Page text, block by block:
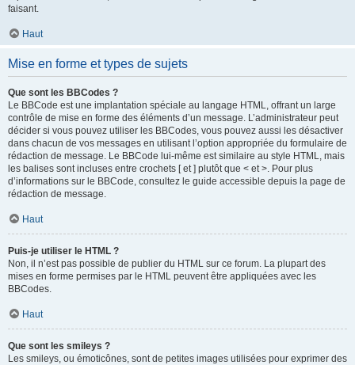
faisant.
Haut
Mise en forme et types de sujets
Que sont les BBCodes ?
Le BBCode est une implantation spéciale au langage HTML, offrant un large
contrôle de mise en forme des éléments d’un message. L’administrateur peut
décider si vous pouvez utiliser les BBCodes, vous pouvez aussi les désactiver
dans chacun de vos messages en utilisant l’option appropriée du formulaire de
rédaction de message. Le BBCode lui-même est similaire au style HTML, mais
les balises sont incluses entre crochets [ et ] plutôt que < et >. Pour plus
d’informations sur le BBCode, consultez le guide accessible depuis la page de
rédaction de message.
Haut
Puis-je utiliser le HTML ?
Non, il n’est pas possible de publier du HTML sur ce forum. La plupart des
mises en forme permises par le HTML peuvent être appliquées avec les
BBCodes.
Haut
Que sont les smileys ?
Les smileys, ou émoticônes, sont de petites images utilisées pour exprimer des